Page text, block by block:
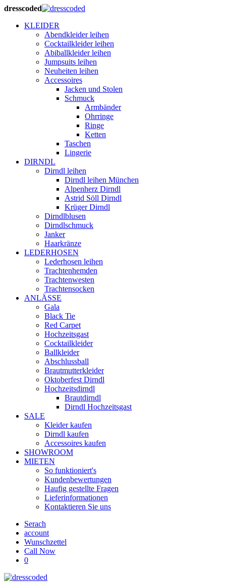
dresscoded
KLEIDER
Abendkleider leihen
Cocktailkleider leihen
Abiballkleider leihen
Jumpsuits leihen
Neuheiten leihen
Accessoires
Jacken und Stolen
Schmuck
Armbänder
Ohrringe
Ringe
Ketten
Taschen
Lingerie
DIRNDL
Dirndl leihen
Dirndl leihen München
Alpenherz Dirndl
Astrid Söll Dirndl
Krüger Dirndl
Dirndlblusen
Dirndlschmuck
Janker
Haarkränze
LEDERHOSEN
Lederhosen leihen
Trachtenhemden
Trachtenwesten
Trachtensocken
ANLÄSSE
Gala
Black Tie
Red Carpet
Hochzeitsgast
Cocktailkleider
Ballkleider
Abschlussball
Brautmutterkleider
Oktoberfest Dirndl
Hochzeitsdirndl
Brautdirndl
Dirndl Hochzeitsgast
SALE
Kleider kaufen
Dirndl kaufen
Accessoires kaufen
SHOWROOM
MIETEN
So funktioniert's
Kundenbewertungen
Haufig gestellte Fragen
Lieferinformationen
Kontaktieren Sie uns
Serach
account
Wunschzettel
Call Now
0